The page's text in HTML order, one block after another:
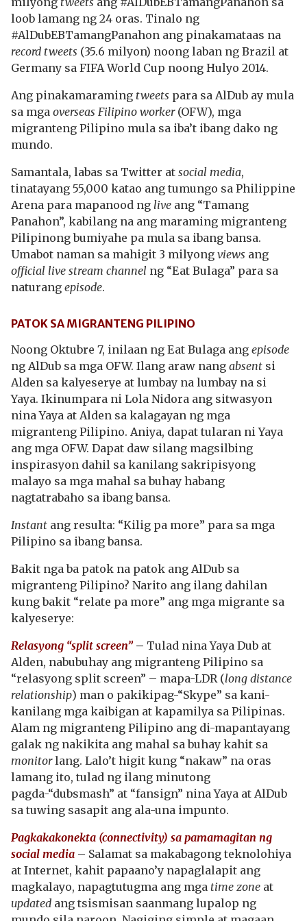
loob lamang ng 24 oras. Tinalo ng
#AlDubEBTamangPanahon ang pinakamataas na
record tweets (35.6 milyon) noong laban ng Brazil at
Germany sa FIFA World Cup noong Hulyo 2014.
Ang pinakamaraming tweets para sa AlDub ay mula
sa mga overseas Filipino worker(OFW), mga
migranteng Pilipino mula sa iba’t ibang dako ng
mundo.
Samantala, labas sa Twitter at social media,
tinatayang 55,000 katao ang tumungo sa Philippine
Arena para mapanood ng live ang “Tamang
Panahon”, kabilang na ang maraming migranteng
Pilipinong bumiyahe pa mula sa ibang bansa.
Umabot naman sa mahigit 3 milyong views ang
official live stream channel ng “Eat Bulaga” para sa
naturang episode.
PATOK SA MIGRANTENG PILIPINO
Noong Oktubre 7, inilaan ng Eat Bulaga ang episode
ng AlDub sa mga OFW. Ilang araw nang absent si
Alden sa kalyeserye at lumbay na lumbay na si
Yaya. Ikinumpara ni Lola Nidora ang sitwasyon
nina Yaya at Alden sa kalagayan ng mga
migranteng Pilipino. Aniya, dapat tularan ni Yaya
ang mga OFW. Dapat daw silang magsilbing
inspirasyon dahil sa kanilang sakripisyong
malayo sa mga mahal sa buhay habang
nagtatrabaho sa ibang bansa.
Instant ang resulta: “Kilig pa more” para sa mga
Pilipino sa ibang bansa.
Bakit nga ba patok na patok ang AlDub sa
migranteng Pilipino? Narito ang ilang dahilan
kung bakit “relate pa more” ang mga migrante sa
kalyeserye:
Relasyong “split screen” – Tulad nina Yaya Dub at
Alden, nabubuhay ang migranteng Pilipino sa
“relasyong split screen” – mapa-LDR (long distance
relationship) man o pakikipag-“Skype” sa kani-
kanilang mga kaibigan at kapamilya sa Pilipinas.
Alam ng migranteng Pilipino ang di-mapantayang
galak ng nakikita ang mahal sa buhay kahit sa
monitorlang. Lalo’t higit kung “nakaw” na oras
lamang ito, tulad ng ilang minutong
pagda-“dubsmash” at “fansign” nina Yaya at AlDub
sa tuwing sasapit ang ala-una impunto.
Pagkakakonekta (connectivity) sa pamamagitan ng
social media – Salamat sa makabagong teknolohiya
at Internet, kahit papaano’y napaglalapit ang
magkalayo, napagtutugma ang mga time zone at
updated ang tsismisan saanmang lupalop ng